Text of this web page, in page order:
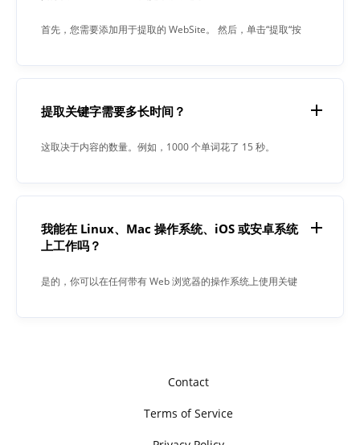
首先，您需要添加用于提取的 WebSite。 然后，单击“提取“按
提取关键字需要多长时间？
这取决于内容的数量。例如，1000 个单词花了 15 秒。
我能在 Linux、Mac 操作系统、iOS 或安卓系统
上工作吗？
是的，你可以在任何带有 Web 浏览器的操作系统上使用关键
Contact
Terms of Service